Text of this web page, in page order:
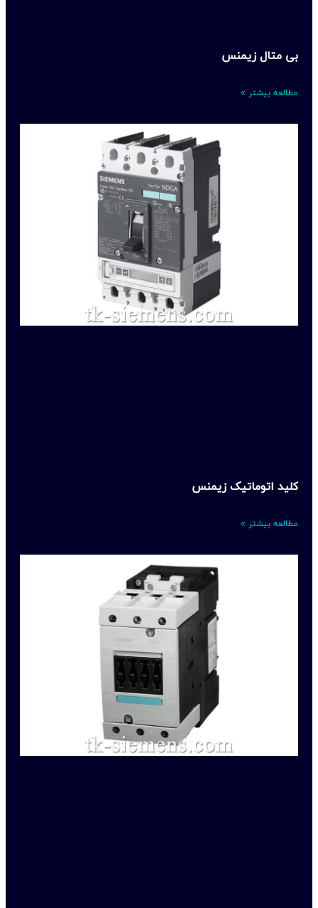
بی متال زیمنس
مطالعه بیشتر »
کلید اتوماتیک زیمنس
مطالعه بیشتر »